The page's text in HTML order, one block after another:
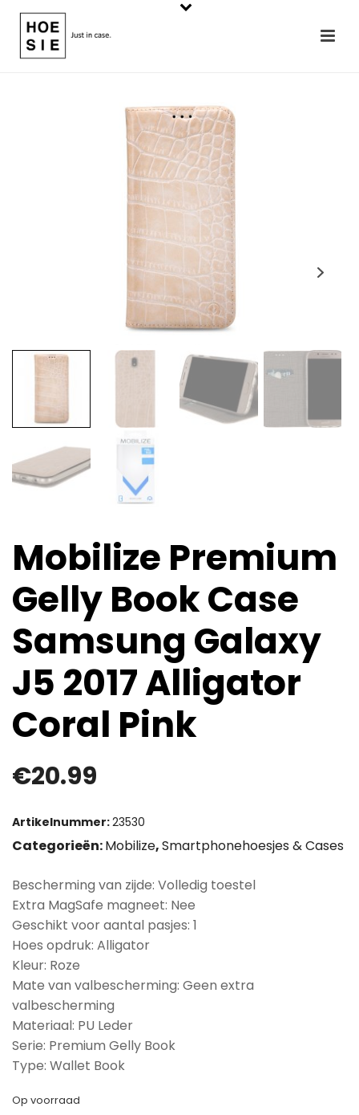
Mobilize Premium
Gelly Book Case
Samsung Galaxy
J5 2017 Alligator
Coral Pink
€20.99
Artikelnummer:23530
Categorieën:Mobilize,Smartphonehoesjes & Cases
Bescherming van zijde: Volledig toestel
Extra MagSafe magneet: Nee
Geschikt voor aantal pasjes: 1
Hoes opdruk: Alligator
Kleur: Roze
Mate van valbescherming: Geen extra
valbescherming
Materiaal: PU Leder
Serie: Premium Gelly Book
Type: Wallet Book
Op voorraad